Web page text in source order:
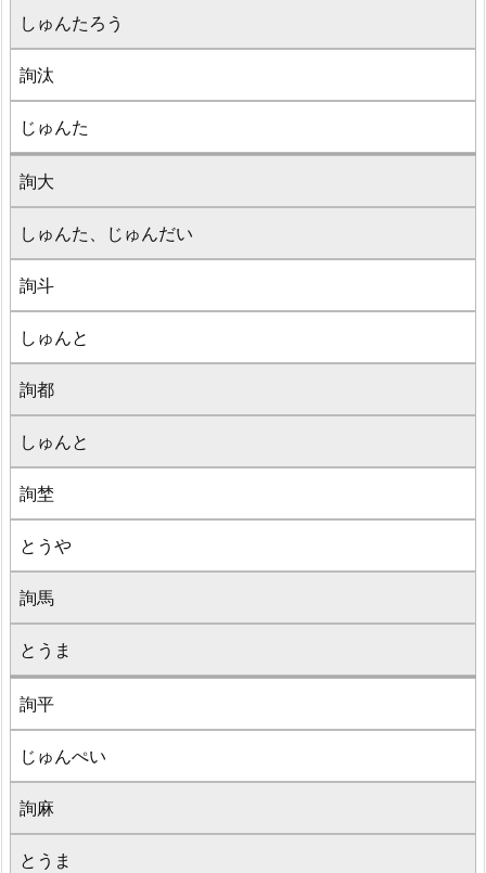
しゅんたろう
詢汰
じゅんた
詢大
しゅんた、じゅんだい
詢斗
しゅんと
詢都
しゅんと
詢埜
とうや
詢馬
とうま
詢平
じゅんぺい
詢麻
とうま